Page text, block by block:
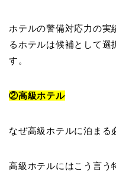
ホテルの警備対応力の実
るホテルは候補として選
す。
②高級ホテル
なぜ高級ホテルに泊まる
高級ホテルにはこう言う